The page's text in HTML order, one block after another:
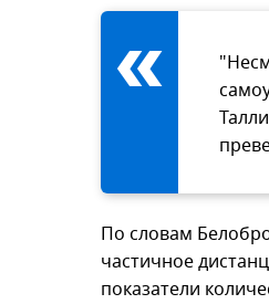
По словам
частичное
показатели